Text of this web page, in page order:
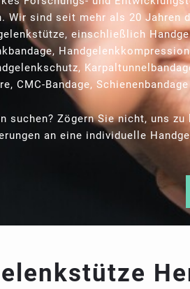
sind seit mehr als 20 Jahren
einschließlich
CMC-Bandage,
suchen? Zögern Sie nicht, uns
an eine individuelle